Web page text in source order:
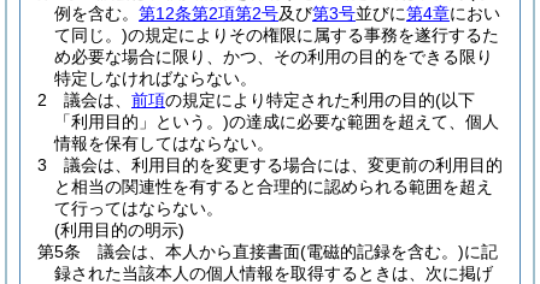
例を含む。 第12条第2項第2号及び第3号並びに第4章におい
て同じ。)の規定によりその権限に属する事務を遂行するた
め必要な場合に限り、かつ、その利用の目的をできる限り
特定しなければならない。
2
議会は、 前項の規定により特定された利用の目的(以下
「利用目的」という。)の達成に必要な範囲を超えて、個人
情報を保有してはならない。
3
議会は、利用目的を変更する場合には、変更前の利用目的
と相当の関連性を有すると合理的に認められる範囲を超え
て行ってはならない。
(利用目的の明示)
第5条
議会は、本人から直接書面(電磁的記録を含む。)に記
録された当該本人の個人情報を取得するときは、次に掲げ